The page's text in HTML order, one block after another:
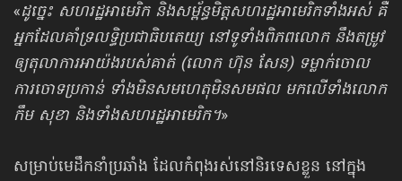
«ដូច្នេះ សហរដ្ឋអាមេរិក និងសម្ព័ន្ធមិត្តសហរដ្ឋអាមេរិកទាំងអស់ គឺ
អ្នកដែលគាំទ្រលទ្ធិ​ប្រជាធិបតេយ្យ នៅទូទាំងពិភពលោក នឹងតម្រូវ
ឲ្យតុលាការអាយ៉ងរបស់គាត់ (លោក ហ៊ុន សែន) ទម្លាក់ចោល
ការចោទប្រកាន់ ទាំងមិនសមហេតុមិនសមផល មកលើទាំង​លោក
កឹម សុខា និងទាំងសហរដ្ឋអាមេរិក។»
សម្រាប់មេដឹកនាំប្រឆាំង ដែលកំពុងរស់នៅនិរទេសខ្លួន នៅក្នុង